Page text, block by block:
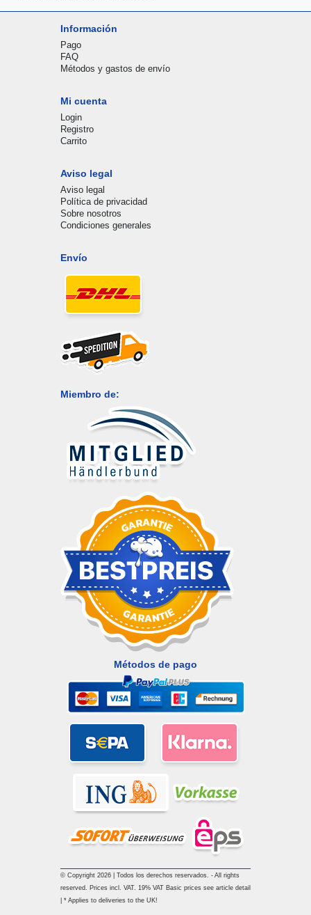
Información
Pago
FAQ
Métodos y gastos de envío
Mi cuenta
Login
Registro
Carrito
Aviso legal
Aviso legal
Política de privacidad
Sobre nosotros
Condiciones generales
Envío
Miembro de:
Métodos de pago
© Copyright 2026 | Todos los derechos reservados. - All rights
reserved. Prices incl. VAT. 19% VAT Basic prices see article detail
| * Applies to deliveries to the UK!